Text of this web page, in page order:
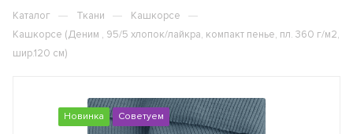
Каталог — Ткани — Кашкорсе —
Кашкорсе (Деним , 95/5 хлопок/лайкра, компакт пенье, пл. 360 г/м2,
шир.120 см)
Новинка Советуем